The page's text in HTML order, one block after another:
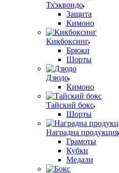
Тхэквондо
Защита
Кимоно
Кикбоксинг
Брюки
Шорты
Дзюдо
Кимоно
Тайский бокс
Шорты
Наградна продукция
Грамоты
Кубки
Медали